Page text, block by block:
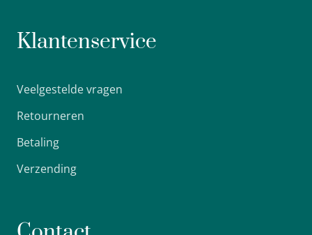
Klantenservice
Veelgestelde vragen
Retourneren
Betaling
Verzending